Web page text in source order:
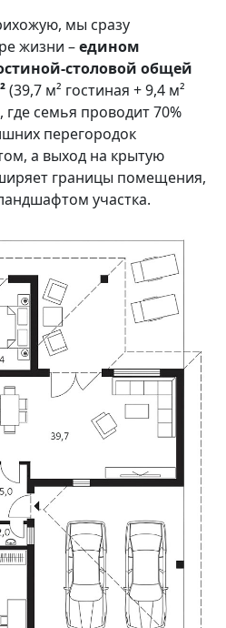
мы сразу
жизни –едином
столовой общей
(39,7 м² гостиная + 9,4 м²
где семья проводит 70%
перегородок
а выход на крытую
границы помещения,
участка.